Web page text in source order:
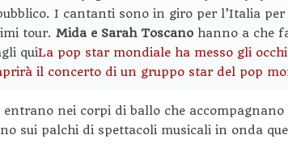
I cantanti sono in giro per l’Italia per
tour. Mida e Sarah Toscano hanno a che
quiLa pop star mondiale ha messo gli
il concerto di un gruppo star del pop
nei corpi di ballo che
sui palchi di spettacoli musicali in onda